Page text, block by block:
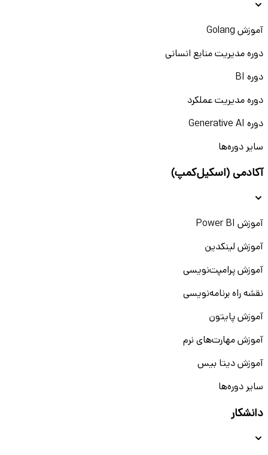
آموزش Golang
دوره مدیریت منابع انسانی
دوره BI
دوره مدیریت عملکرد
دوره Generative AI
سایر دوره‌ها
آکادمی (اسکیل‌کمپ)
آموزش Power BI
آموزش لینکدین
آموزش پرامپت‌نویسی
نقشه راه برنامه‌نویسی
آموزش پایتون
آموزش مهارت‌های نرم
آموزش دیتا بیس
سایر دوره‌ها
دانشکار